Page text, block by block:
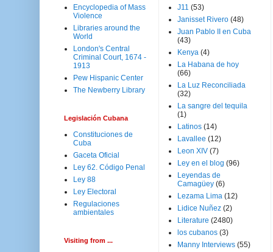
Encyclopedia of Mass
Violence
Libraries around the
World
London's Central
Criminal Court, 1674 -
1913
Pew Hispanic Center
The Newberry Library
Legislación Cubana
Constituciones de
Cuba
Gaceta Oficial
Ley 62. Código Penal
Ley 88
Ley Electoral
Regulaciones
ambientales
Visiting from ...
J11 (53)
Janisset Rivero (48)
Juan Pablo II en Cuba
(43)
Kenya (4)
La Habana de hoy
(66)
La Luz Reconciliada
(32)
La sangre del tequila
(1)
Latinos (14)
Lavallee (12)
Leon XIV (7)
Ley en el blog (96)
Leyendas de
Camagüey (6)
Lezama Lima (12)
Lidice Nuñez (2)
Literature (2480)
los cubanos (3)
Manny Interviews (55)